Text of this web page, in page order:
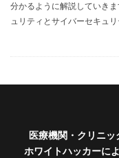
分かるように解説していき
ュリティとサイバーセキュ
医療機関・クリニ
ホワイトハッカーに